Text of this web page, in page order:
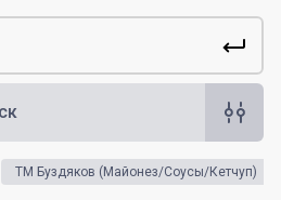
ТМ Буздяков (Майонез/Соусы/Кетчуп)